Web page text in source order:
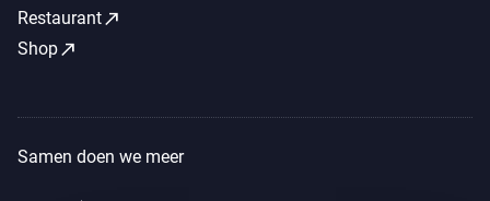
Restaurantcall_made
Shopcall_made
Samen doen we meer